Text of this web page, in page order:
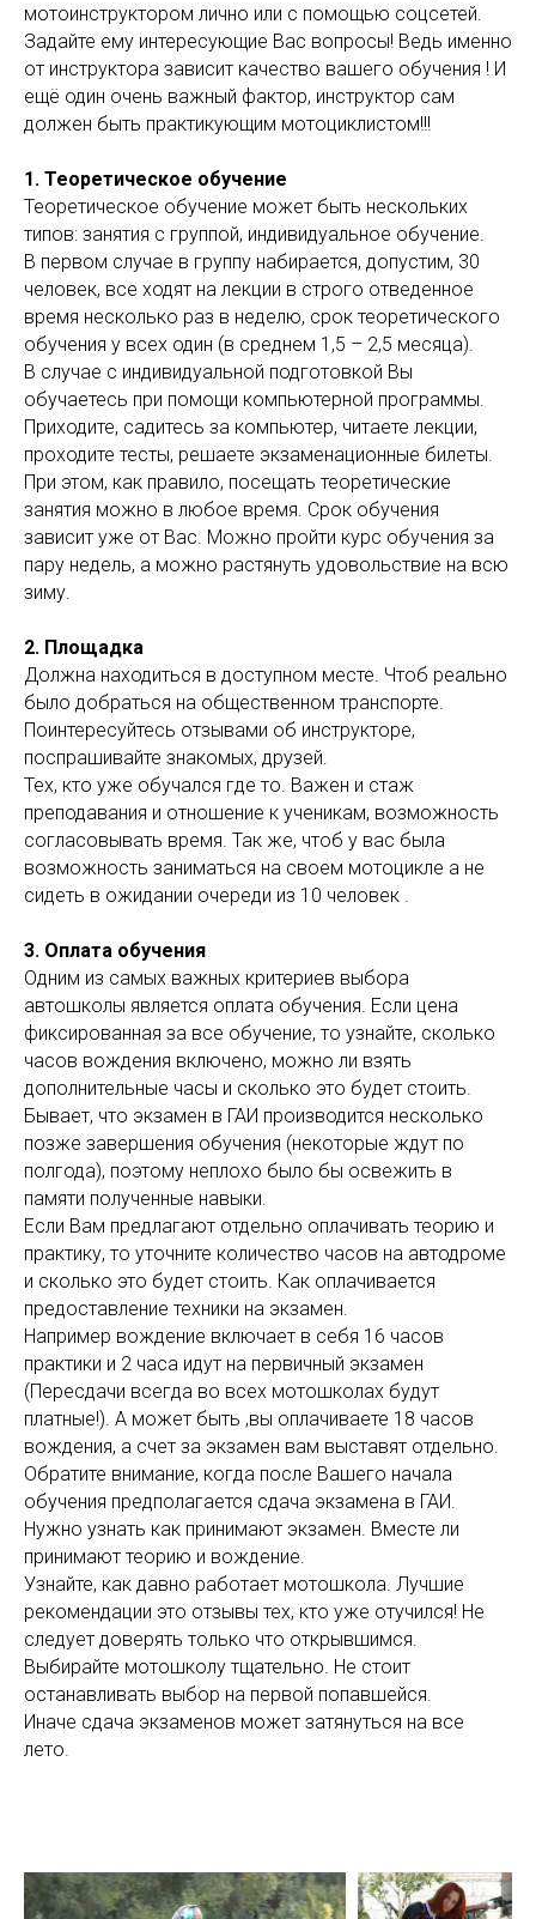
мотоинструктором лично или с помощью соцсетей.
Задайте ему интересующие Вас вопросы! Ведь именно
от инструктора зависит качество вашего обучения ! И
ещё один очень важный фактор, инструктор сам
должен быть практикующим мотоциклистом!!!
1. Теоретическое обучение
Теоретическое обучение может быть нескольких
типов: занятия с группой, индивидуальное обучение.
В первом случае в группу набирается, допустим, 30
человек, все ходят на лекции в строго отведенное
время несколько раз в неделю, срок теоретического
обучения у всех один (в среднем 1,5 – 2,5 месяца).
В случае с индивидуальной подготовкой Вы
обучаетесь при помощи компьютерной программы.
Приходите, садитесь за компьютер, читаете лекции,
проходите тесты, решаете экзаменационные билеты.
При этом, как правило, посещать теоретические
занятия можно в любое время. Срок обучения
зависит уже от Вас. Можно пройти курс обучения за
пару недель, а можно растянуть удовольствие на всю
зиму.
2. Площадка
Должна находиться в доступном месте. Чтоб реально
было добраться на общественном транспорте.
Поинтересуйтесь отзывами об инструкторе,
поспрашивайте знакомых, друзей.
Тех, кто уже обучался где то. Важен и стаж
преподавания и отношение к ученикам, возможность
согласовывать время. Так же, чтоб у вас была
возможность заниматься на своем мотоцикле а не
сидеть в ожидании очереди из 10 человек .
3. Оплата обучения
Одним из самых важных критериев выбора
автошколы является оплата обучения. Если цена
фиксированная за все обучение, то узнайте, сколько
часов вождения включено, можно ли взять
дополнительные часы и сколько это будет стоить.
Бывает, что экзамен в ГАИ производится несколько
позже завершения обучения (некоторые ждут по
полгода), поэтому неплохо было бы освежить в
памяти полученные навыки.
Если Вам предлагают отдельно оплачивать теорию и
практику, то уточните количество часов на автодроме
и сколько это будет стоить. Как оплачивается
предоставление техники на экзамен.
Например вождение включает в себя 16 часов
практики и 2 часа идут на первичный экзамен
(Пересдачи всегда во всех мотошколах будут
платные!). А может быть ,вы оплачиваете 18 часов
вождения, а счет за экзамен вам выставят отдельно.
Обратите внимание, когда после Вашего начала
обучения предполагается сдача экзамена в ГАИ.
Нужно узнать как принимают экзамен. Вместе ли
принимают теорию и вождение.
Узнайте, как давно работает мотошкола. Лучшие
рекомендации это отзывы тех, кто уже отучился! Не
следует доверять только что открывшимся.
Выбирайте мотошколу тщательно. Не стоит
останавливать выбор на первой попавшейся.
Иначе сдача экзаменов может затянуться на все
лето.